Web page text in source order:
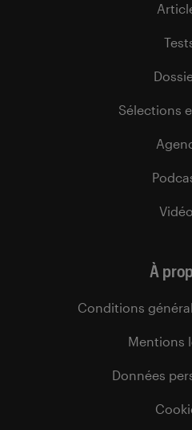
Sélections
À
Conditions
Mentions
Données